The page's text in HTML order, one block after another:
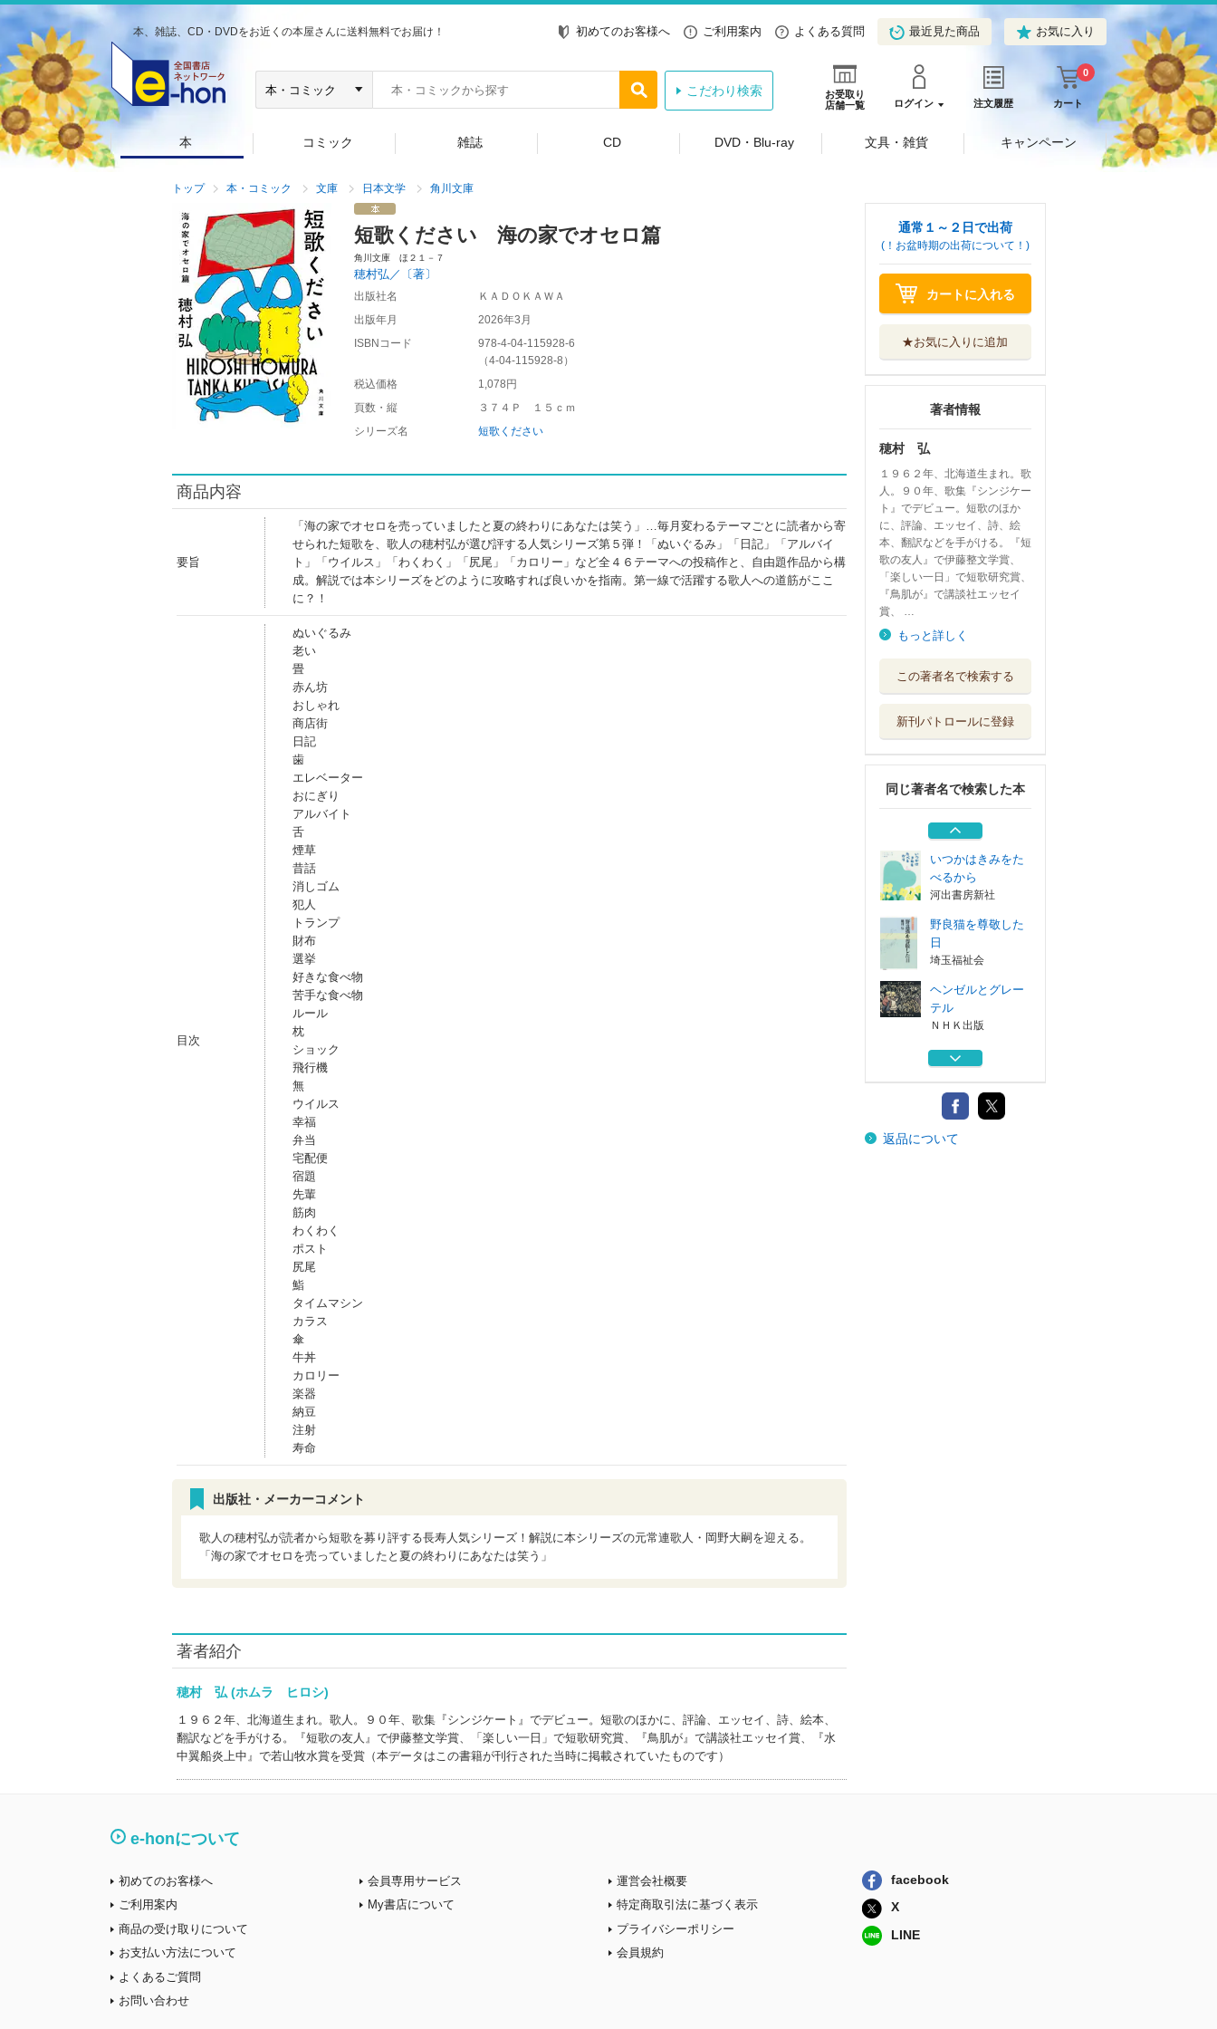
本、雑誌、CD・DVDをお近くの本屋さんに送料無料でお届け！ 初めてのお客様へ ご利用案内 よくある質問 最近見た商品 お気に入り
お受取り
店舗一覧
ログイン 注文履歴 カート
0
こだわり検索
本 コミック 雑誌 CD DVD・Blu-ray 文具・雑貨 キャンペーン
トップ 本・コミック 文庫 日本文学 角川文庫
短歌ください 海の家でオセロ篇
角川文庫 ほ２１－７
穂村弘／〔著〕
出版社名
ＫＡＤＯＫＡＷＡ
出版年月
2026年3月
ISBNコード
978-4-04-115928-6
（4-04-115928-8 ）
税込価格
1,078円
頁数・縦
３７４Ｐ １５ｃｍ
シリーズ名
短歌ください
商品内容
要旨
「海の家でオセロを売っていましたと夏の終わりにあなたは笑う」…毎月変わるテーマごとに読者から寄
せられた短歌を、歌人の穂村弘が選び評する人気シリーズ第５弾！「ぬいぐるみ」「日記」「アルバイ
ト」「ウイルス」「わくわく」「尻尾」「カロリー」など全４６テーマへの投稿作と、自由題作品から構
成。解説では本シリーズをどのように攻略すれば良いかを指南。第一線で活躍する歌人への道筋がここ
に？！
目次
ぬいぐるみ
老い
畳
赤ん坊
おしゃれ
商店街
日記
歯
エレベーター
おにぎり
アルバイト
舌
煙草
昔話
消しゴム
犯人
トランプ
財布
選挙
好きな食べ物
苦手な食べ物
ルール
枕
ショック
飛行機
無
ウイルス
幸福
弁当
宅配便
宿題
先輩
筋肉
わくわく
ポスト
尻尾
鮨
タイムマシン
カラス
傘
牛丼
カロリー
楽器
納豆
注射
寿命
出版社・メーカーコメント
歌人の穂村弘が読者から短歌を募り評する長寿人気シリーズ！解説に本シリーズの元常連歌人・岡野大嗣を迎える。
「海の家でオセロを売っていましたと夏の終わりにあなたは笑う」
著者紹介
穂村 弘 (ホムラ ヒロシ)
１９６２年、北海道生まれ。歌人。９０年、歌集『シンジケート』でデビュー。短歌のほかに、評論、エッセイ、詩、絵本、
翻訳などを手がける。『短歌の友人』で伊藤整文学賞、「楽しい一日」で短歌研究賞、『鳥肌が』で講談社エッセイ賞、『水
中翼船炎上中』で若山牧水賞を受賞（本データはこの書籍が刊行された当時に掲載されていたものです）
通常１～２日で出荷
(！お盆時期の出荷について！)
カートに入れる
★お気に入りに追加
著者情報
穂村 弘
１９６２年、北海道生まれ。歌
人。９０年、歌集『シンジケー
ト』でデビュー。短歌のほか
に、評論、エッセイ、詩、絵
本、翻訳などを手がける。『短
歌の友人』で伊藤整文学賞、
「楽しい一日」で短歌研究賞、
『鳥肌が』で講談社エッセイ
賞、 …
もっと詳しく
この著者名で検索する
新刊パトロールに登録
同じ著者名で検索した本
テル
短歌ください 反
ＫＡＤＯＫＡＷＡ
短歌の話は長くな
る
ＮＨＫ出版
いつかはきみをた
べるから
河出書房新社
野良猫を尊敬した
日
埼玉福祉会
ヘンゼルとグレー
テル
ＮＨＫ出版
短歌ください 反
ＫＡＤＯＫＡＷＡ
短歌の話は長くな
る
返品について
e-honについて
初めてのお客様へ
ご利用案内
商品の受け取りについて
お支払い方法について
よくあるご質問
お問い合わせ
会員専用サービス
My書店について
運営会社概要
特定商取引法に基づく表示
プライバシーポリシー
会員規約
facebook
X
LINE